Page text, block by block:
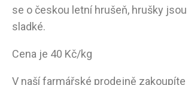
se o českou letní hrušeň, hrušky
sladké.
Cena je 40 Kč/kg
V naší farmářské prodejně zakoupíte